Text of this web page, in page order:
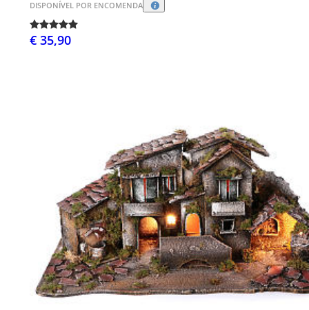
DISPONÍVEL POR ENCOMENDA
€ 35,90